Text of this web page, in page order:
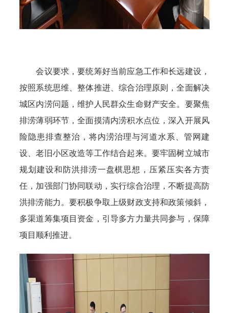
会议要求，要统筹好当前应急工作和长远建设，
按照系统思维、整体推进、综合治理原则，全面解决
城区内涝问题，维护人民群众生命财产安全。要聚焦
排涝薄弱环节，全面摸清内涝积水点位，深入开展风
险隐患排查整治，将内涝治理与河道水系、管网建
设、老旧小区改造等工作结合起来。要牢固树立城市
规划建设和防洪排涝一盘棋思想，压紧压实各方责
任，加强部门协同联动，实行综合治理，不断提高防
洪排涝能力。要积极争取上级财政支持和政策倾斜，
多渠道筹集项目资金，引导多方力量共同参与，保障
项目顺利推进。